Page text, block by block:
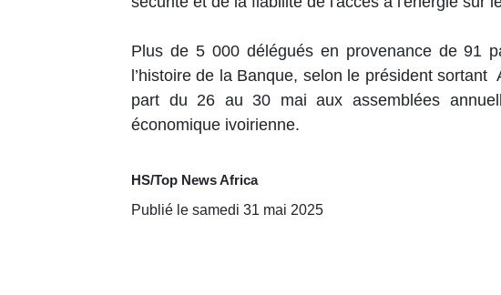
Plus de 5 000 délégués en provenance de 91
l’histoire de la Banque, selon le président sortant
part du 26 au 30 mai aux assemblées
économique ivoirienne.
HS/Top News Africa
Publié le samedi 31 mai 2025